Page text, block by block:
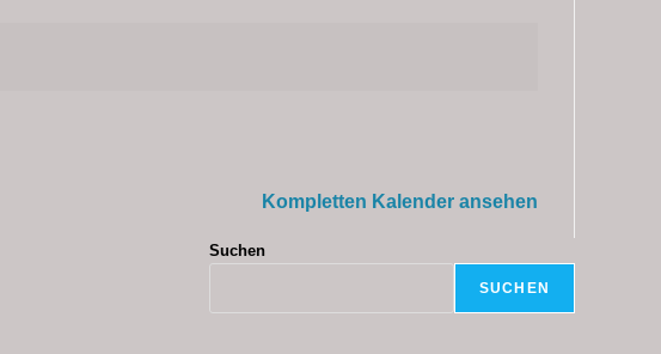
Kompletten Kalender ansehen
Suchen
SUCHEN